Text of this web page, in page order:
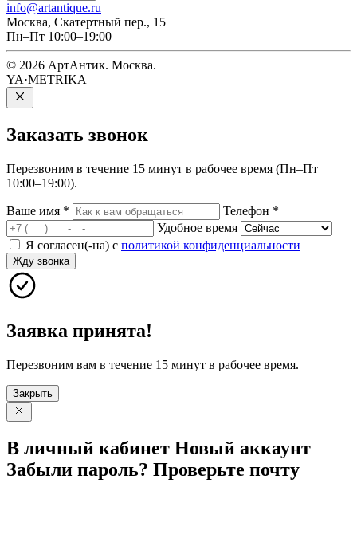
info@artantique.ru
Москва, Скатертный пер., 15
Пн–Пт 10:00–19:00
© 2026 АртАнтик. Москва.
YA·METRIKA
Заказать звонок
Перезвоним в течение 15 минут в рабочее время (Пн–Пт
10:00–19:00).
Ваше имя * Телефон *
Удобное время
Я согласен(-на) с политикой конфиденциальности
Жду звонка
Заявка принята!
Перезвоним вам в течение 15 минут в рабочее время.
Закрыть
В личный кабинет Новый аккаунт
Забыли пароль? Проверьте почту